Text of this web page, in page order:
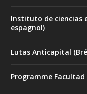
Instituto de ciencias
espagnol)
Lutas Anticapital
Programme